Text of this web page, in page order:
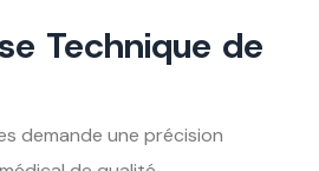
Technique de
demande une précision